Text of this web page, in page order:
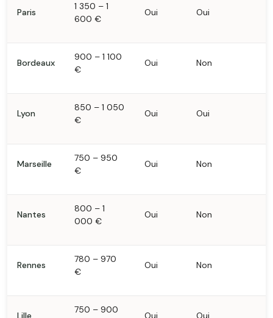
Paris
1 350 – 1
600 €
Oui Oui
Bordeaux
900 – 1 100
€
Oui Non
Lyon
850 – 1 050
€
Oui Oui
Marseille
750 – 950
€
Oui Non
Nantes
800 – 1
000 €
Oui Non
Rennes
780 – 970
€
Oui Non
Lille
750 – 900
Oui Oui